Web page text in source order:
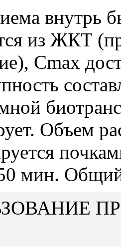
внутрь
из ЖКТ
Cmax
Объем
мин.